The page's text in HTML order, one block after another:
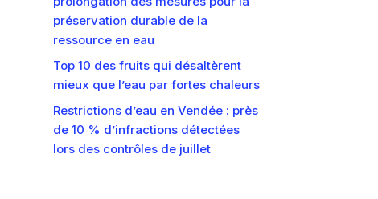
préservation durable de la
ressource en eau
Top 10 des fruits qui désaltèrent
mieux que l’eau par fortes chaleurs
Restrictions d’eau en Vendée : près
de 10 % d’infractions détectées
lors des contrôles de juillet